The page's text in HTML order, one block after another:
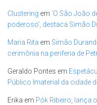
Clustering em ‘O São João
poderoso’, destaca Simão
Maria Rita em Simão
cerimônia na periferia de
Geraldo Pontes em
Público Imaterial da cidade
Erika em Pók Ribeiro, lança